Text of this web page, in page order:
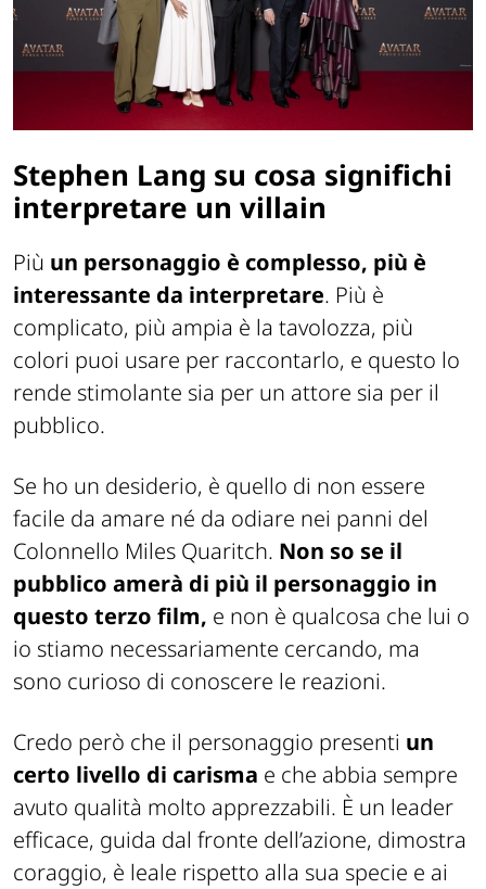
Stephen Lang su cosa significhi
interpretare un villain
Più un personaggio è complesso, più è
interessante da interpretare. Più è
complicato, più ampia è la tavolozza, più
colori puoi usare per raccontarlo, e questo lo
rende stimolante sia per un attore sia per il
pubblico.
Se ho un desiderio, è quello di non essere
facile da amare né da odiare nei panni del
Colonnello Miles Quaritch. Non so se il
pubblico amerà di più il personaggio in
questo terzo film, e non è qualcosa che lui o
io stiamo necessariamente cercando, ma
sono curioso di conoscere le reazioni.
Credo però che il personaggio presenti un
certo livello di carisma e che abbia sempre
avuto qualità molto apprezzabili. È un leader
efficace, guida dal fronte dell’azione, dimostra
coraggio, è leale rispetto alla sua specie e ai